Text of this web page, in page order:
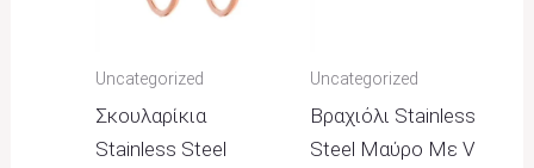
Uncategorized
Σκουλαρίκια
Stainless Steel
Uncategorized
Βραχιόλι Stainless
Steel Μαύρο Με V